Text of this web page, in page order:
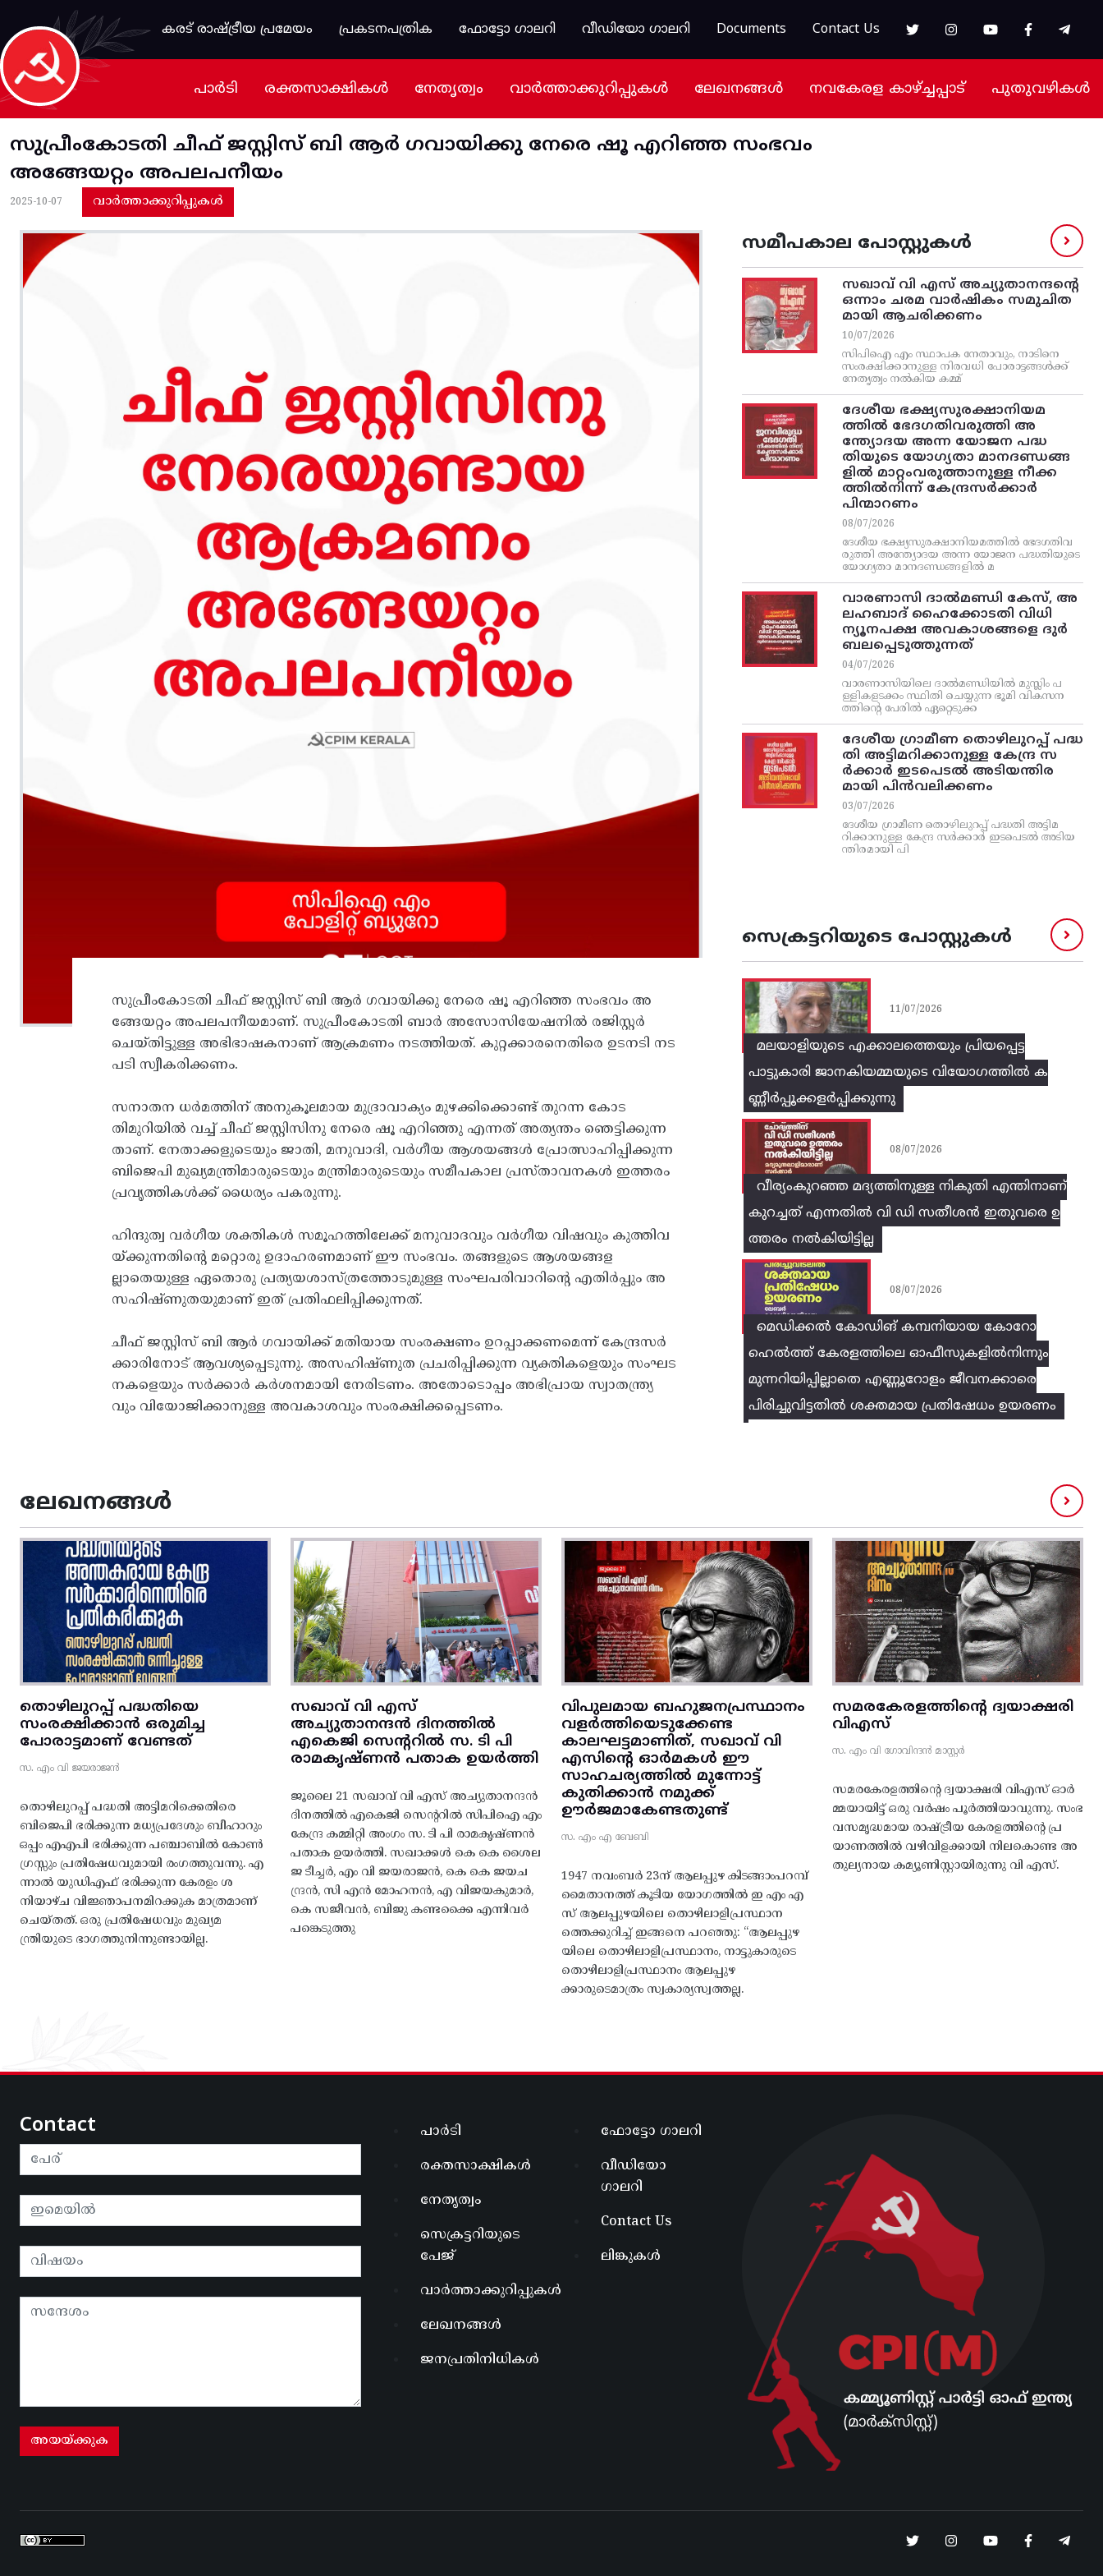
Skip to main content
കരട് രാഷ്ട്രീയ പ്രമേയം
പ്രകടനപത്രിക ഫോട്ടോ ഗാലറി വീഡിയോ ഗാലറി Documents Contact Us
പാർടി രക്തസാക്ഷികൾ നേതൃത്വം വാർത്താക്കുറിപ്പുകൾ ലേഖനങ്ങൾ നവകേരള കാഴ്ച്ചപ്പാട് പുതുവഴികൾ
സുപ്രീംകോടതി ചീഫ് ജസ്റ്റിസ് ബി ആർ ​ഗവായിക്കു നേരെ ഷൂ എറിഞ്ഞ സംഭവം
അങ്ങേയറ്റം അപലപനീയം
2025-10-07 വാർത്താക്കുറിപ്പുകൾ
സുപ്രീംകോടതി ചീഫ് ജസ്റ്റിസ് ബി ആർ ​ഗവായിക്കു നേരെ ഷൂ എറിഞ്ഞ സംഭവം അ
ങ്ങേയറ്റം അപലപനീയമാണ്. സുപ്രീംകോടതി ബാർ അസോസിയേഷനിൽ രജിസ്റ്റർ
ചെയ്തിട്ടുള്ള അഭിഭാഷകനാണ് ആക്രമണം നടത്തിയത്. കുറ്റക്കാരനെതിരെ ഉടനടി നട
പടി സ്വീകരിക്കണം.
സനാതന ധർമത്തിന് അനുകൂലമായ മുദ്രാവാക്യം മുഴക്കിക്കൊണ്ട് തുറന്ന കോട
തിമുറിയിൽ വച്ച് ചീഫ് ജസ്റ്റിസിനു നേരെ ഷൂ എറിഞ്ഞു എന്നത് അത്യന്തം ഞെട്ടിക്കുന്ന
താണ്. നേതാക്കളുടെയും ജാതി, മനുവാദി, വർഗീയ ആശയങ്ങൾ പ്രോത്സാഹിപ്പിക്കുന്ന
ബിജെപി മുഖ്യമന്ത്രിമാരുടെയും മന്ത്രിമാരുടെയും സമീപകാല പ്രസ്താവനകൾ ഇത്തരം
പ്രവൃത്തികൾക്ക് ധൈര്യം പകരുന്നു.
ഹിന്ദുത്വ വർ​ഗീയ ശക്തികൾ സമൂഹത്തിലേക്ക് മനുവാദവും വർ​ഗീയ വിഷവും കുത്തിവ
യ്ക്കുന്നതിന്റെ മറ്റൊരു ഉദാഹരണമാണ് ഈ സംഭവം. തങ്ങളുടെ ആശയങ്ങള
ല്ലാതെയുള്ള ഏതൊരു പ്രത്യയശാസ്ത്രത്തോടുമുള്ള സംഘപരിവാറിന്റെ എതിർപ്പും അ
സഹിഷ്ണുതയുമാണ് ഇത് പ്രതിഫലിപ്പിക്കുന്നത്.
ചീഫ് ജസ്റ്റിസ് ബി ആർ ​ഗവായിക്ക് മതിയായ സംരക്ഷണം ഉറപ്പാക്കണമെന്ന് കേന്ദ്രസർ
ക്കാരിനോട് ആവശ്യപ്പെടുന്നു. അസഹിഷ്ണുത പ്രചരിപ്പിക്കുന്ന വ്യക്തികളെയും സംഘട
നകളെയും സർക്കാർ കർശനമായി നേരിടണം. അതോടൊപ്പം അഭിപ്രായ സ്വാതന്ത്ര്യ
വും വിയോജിക്കാനുള്ള അവകാശവും സംരക്ഷിക്കപ്പെടണം.
സമീപകാല പോസ്റ്റുകൾ
സഖാവ് വി എസ്‌ അച്യുതാനന്ദന്റെ
ഒന്നാം ചരമ വാര്‍ഷികം സമുചിത
മായി ആചരിക്കണം
10/07/2026
സിപിഐ എം സ്ഥാപക നേതാവും, നാടിനെ
സംരക്ഷിക്കാനുള്ള നിരവധി പോരാട്ടങ്ങള്‍ക്ക്‌
നേതൃത്വം നല്‍കിയ കമ്മ്
ദേശീയ ഭക്ഷ്യസുരക്ഷാനിയമ
ത്തിൽ ഭേദഗതിവരുത്തി അ
ന്ത്യോദയ അന്ന യോജന പദ്ധ
തിയുടെ യോഗ്യതാ മാനദണ്ഡങ്ങ
ളിൽ മാറ്റംവരുത്താനുള്ള നീക്ക
ത്തിൽനിന്ന്‌ കേന്ദ്രസർക്കാർ
പിന്മാറണം
08/07/2026
ദേശീയ ഭക്ഷ്യസുരക്ഷാനിയമത്തിൽ ഭേദഗതിവ
രുത്തി അന്ത്യോദയ അന്ന യോജന പദ്ധതിയുടെ
യോഗ്യതാ മാനദണ്ഡങ്ങളിൽ മ
വാരണാസി ദാൽമണ്ഡി കേസ്, അ
ലഹബാദ് ഹൈക്കോടതി വിധി
ന്യൂനപക്ഷ അവകാശങ്ങളെ ദുർ
ബലപ്പെടുത്തുന്നത്
04/07/2026
വാരണാസിയിലെ ദാൽമണ്ഡിയിൽ മുസ്ലിം പ
ള്ളികളടക്കം സ്ഥിതി ചെയ്യുന്ന ഭൂമി വികസന
ത്തിന്റെ പേരിൽ ഏറ്റെടുക്ക
ദേശീയ ഗ്രാമീണ തൊഴിലുറപ്പ്‌ പദ്ധ
തി അട്ടിമറിക്കാനുള്ള കേന്ദ്ര സ
ര്‍ക്കാര്‍ ഇടപെടല്‍ അടിയന്തിര
മായി പിന്‍വലിക്കണം
03/07/2026
ദേശീയ ഗ്രാമീണ തൊഴിലുറപ്പ്‌ പദ്ധതി അട്ടിമ
റിക്കാനുള്ള കേന്ദ്ര സര്‍ക്കാര്‍ ഇടപെടല്‍ അടിയ
ന്തിരമായി പി
സെക്രട്ടറിയുടെ പോസ്റ്റുകൾ
മലയാളിയുടെ എക്കാലത്തെയും പ്രിയപ്പെട്ട
പാട്ടുകാരി ജാനകിയമ്മയുടെ വിയോഗത്തിൽ ക
ണ്ണീർപ്പൂക്കളർപ്പിക്കുന്നു
11/07/2026
വീര്യംകുറഞ്ഞ മദ്യത്തിനുള്ള നികുതി എന്തിനാണ്
കുറച്ചത് എന്നതിൽ വി ഡി സതീശൻ ഇതുവരെ ഉ
ത്തരം നൽകിയിട്ടില്ല
08/07/2026
മെഡിക്കൽ കോഡിങ് കമ്പനിയായ കോറോ
ഹെൽത്ത് കേരളത്തിലെ ഓഫീസുകളിൽനിന്നും
മുന്നറിയിപ്പില്ലാതെ എണ്ണൂറോളം ജീവനക്കാരെ
പിരിച്ചുവിട്ടതിൽ‌ ശക്തമായ പ്രതിഷേധം ഉയരണം
08/07/2026
ലേഖനങ്ങൾ
തൊഴിലുറപ്പ് പദ്ധതിയെ
സംരക്ഷിക്കാൻ ഒരുമിച്ച
പോരാട്ടമാണ് വേണ്ടത്
സ. എം വി ജയരാജൻ
തൊഴിലുറപ്പ് പദ്ധതി അട്ടിമറിക്കെതിരെ
ബിജെപി ഭരിക്കുന്ന മധ്യപ്രദേശും ബീഹാറും
ഒപ്പം എഎപി ഭരിക്കുന്ന പഞ്ചാബിൽ കോൺ
ഗ്രസ്സും പ്രതിഷേധവുമായി രംഗത്തുവന്നു. എ
ന്നാൽ യുഡിഎഫ് ഭരിക്കുന്ന കേരളം ശ
നിയാഴ്ച വിജ്ഞാപനമിറക്കുക മാത്രമാണ്
ചെയ്തത്. ഒരു പ്രതിഷേധവും മുഖ്യമ
ന്ത്രിയുടെ ഭാഗത്തുനിന്നുണ്ടായില്ല.
സഖാവ് വി എസ്
അച്യുതാനന്ദൻ ദിനത്തിൽ
എകെജി സെന്ററിൽ സ. ടി പി
രാമകൃഷ്‌ണൻ പതാക ഉയർത്തി
ജൂലൈ 21 സഖാവ് വി എസ് അച്യുതാനന്ദൻ
ദിനത്തിൽ എകെജി സെന്ററിൽ സിപിഐ എം
കേന്ദ്ര കമ്മിറ്റി അംഗം സ. ടി പി രാമകൃഷ്‌ണൻ
പതാക ഉയർത്തി. സഖാക്കൾ കെ കെ ശൈല
ജ ടീച്ചർ, എം വി ജയരാജൻ, കെ കെ ജയച
ന്ദ്രൻ, സി എൻ മോഹനൻ, എ വിജയകുമാർ,
കെ സജീവൻ, ബിജു കണ്ടക്കൈ എന്നിവർ
പങ്കെടുത്തു
വിപുലമായ ബഹുജനപ്രസ്ഥാനം
വളർത്തിയെടുക്കേണ്ട
കാലഘട്ടമാണിത്, സഖാവ് വി
എസിന്റെ ഓർമകൾ ഈ
സാഹചര്യത്തിൽ മുന്നോട്ട്‌
കുതിക്കാൻ നമുക്ക്
ഊർജമാകേണ്ടതുണ്ട്
സ. എം എ ബേബി
1947 നവംബർ 23ന് ആലപ്പുഴ കിടങ്ങാംപറമ്പ്‌
മൈതാനത്ത്‌ കൂടിയ യോഗത്തിൽ ഇ എം എ
സ് ആലപ്പുഴയിലെ തൊഴിലാളിപ്രസ്ഥാന
ത്തെക്കുറിച്ച് ഇങ്ങനെ പറഞ്ഞു: “ആലപ്പുഴ
യിലെ തൊഴിലാളിപ്രസ്ഥാനം, നാട്ടുകാരുടെ
തൊഴിലാളിപ്രസ്ഥാനം ആലപ്പുഴ
ക്കാരുടെമാത്രം സ്വകാര്യസ്വത്തല്ല.
സമരകേരളത്തിൻ്റെ ദ്വയാക്ഷരി
വിഎസ്
സ. എം വി ഗോവിന്ദൻ മാസ്റ്റർ
സമരകേരളത്തിൻ്റെ ദ്വയാക്ഷരി വിഎസ് ഓർ
മ്മയായിട്ട് ഒരു വർഷം പൂർത്തിയാവുന്നു. സംഭ
വസമൃദ്ധമായ രാഷ്ട്രീയ കേരളത്തിന്റെ പ്ര
യാണത്തിൽ വഴിവിളക്കായി നിലകൊണ്ട അ
തുല്യനായ കമ്യൂണിസ്റ്റായിരുന്നു വി എസ്.
Contact പാർടി
രക്തസാക്ഷികൾ
നേതൃത്വം
സെക്രട്ടറിയുടെ
പേജ്
വാർത്താക്കുറിപ്പുകൾ
ലേഖനങ്ങൾ
ജനപ്രതിനിധികൾ
ഫോട്ടോ ഗാലറി
വീഡിയോ
ഗാലറി
Contact Us
ലിങ്കുകൾ